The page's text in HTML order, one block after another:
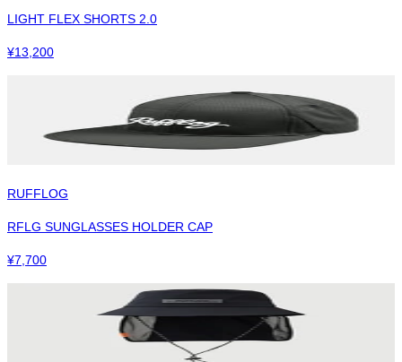
LIGHT FLEX SHORTS 2.0
¥13,200
RUFFLOG
RFLG SUNGLASSES HOLDER CAP
¥7,700